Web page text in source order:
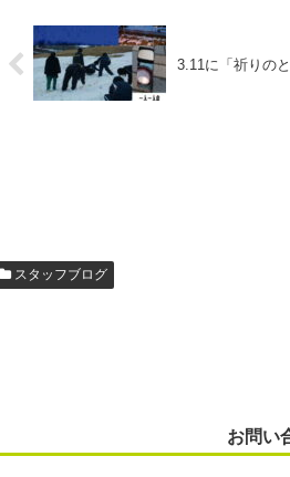
3.11に「祈りの
スタッフブログ
お問い